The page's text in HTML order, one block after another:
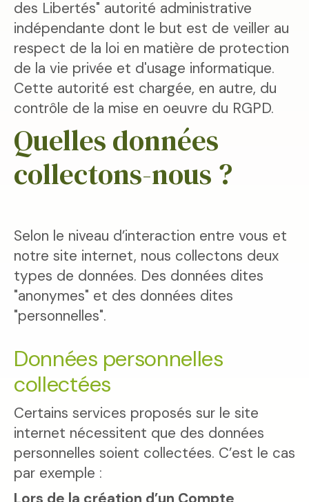
des Libertés" autorité administrative
indépendante dont le but est de veiller au
respect de la loi en matière de protection
de la vie privée et d'usage informatique.
Cette autorité est chargée, en autre, du
contrôle de la mise en oeuvre du RGPD.
Quelles données
collectons-nous ?
Selon le niveau d’interaction entre vous et
notre site internet, nous collectons deux
types de données. Des données dites
"anonymes" et des données dites
"personnelles".
Données personnelles
collectées
Certains services proposés sur le site
internet nécessitent que des données
personnelles soient collectées. C’est le cas
par exemple :